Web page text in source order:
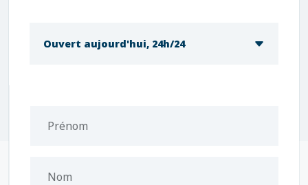
Ouvert aujourd'hui, 24h/24
Prénom
Nom